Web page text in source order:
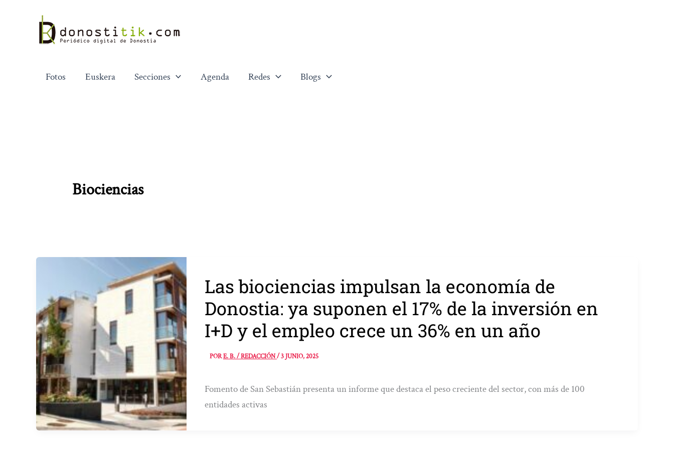
contenido
Fotos Euskera Secciones Agenda Redes Blogs
Biociencias
Las biociencias impulsan la economía de
Donostia: ya suponen el 17% de la inversión en
I+D y el empleo crece un 36% en un año
PORE. B. / REDACCIÓN/3 JUNIO, 2025
Fomento de San Sebastián presenta un informe que destaca el peso creciente del sector, con más de 100
entidades activas